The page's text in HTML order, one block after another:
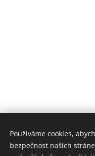
Používáme cookies,
bezpečnost našich